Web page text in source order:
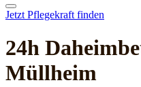
Jetzt Pflegekraft finden
24h
Müllheim